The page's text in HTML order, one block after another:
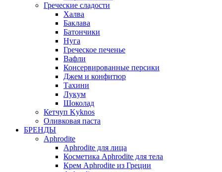
Греческие сладости
Халва
Баклава
Батончики
Нуга
Греческое печенье
Вафли
Консервированные персики
Джем и конфитюр
Тахини
Лукум
Шоколад
Кетчуп Kyknos
Оливковая паста
БРЕНДЫ
Aphrodite
Aphrodite для лица
Косметика Aphrodite для тела
Крем Aphrodite из Греции